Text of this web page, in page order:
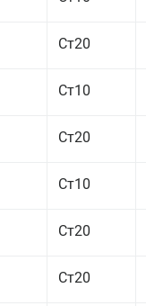
Ст20
Ст10
Ст20
Ст10
Ст20
Ст20